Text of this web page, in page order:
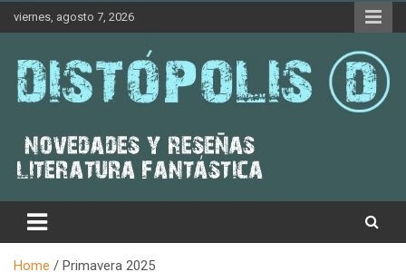
viernes, agosto 7, 2026
Distópolis
Home Primavera 2025